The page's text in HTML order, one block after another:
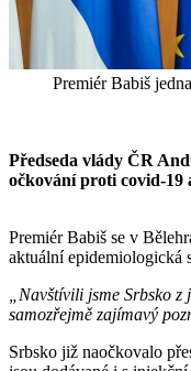
Premiér Babiš
Předseda vlády ČR
očkování proti covid-19
Premiér Babiš se v
aktuální epidemiologická
„Navštívili jsme Srbsko
samozřejmě zajímavý
Srbsko již naočkovalo